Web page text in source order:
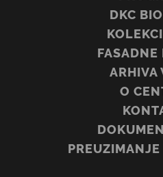
DKC
FASADNE
ARHIVA
O